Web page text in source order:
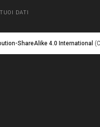
DATI
ShareAlike 4.0 International